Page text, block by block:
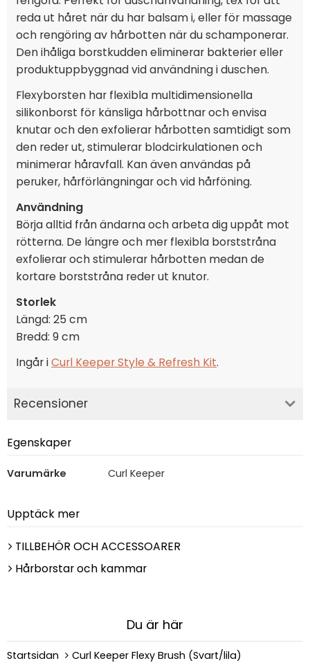
reda ut håret när du har balsam i, eller för massage
och rengöring av hårbotten när du schamponerar.
Den ihåliga borstkudden eliminerar bakterier eller
produktuppbyggnad vid användning i duschen.
Flexyborsten har flexibla multidimensionella
silikonborst för känsliga hårbottnar och envisa
knutar och den exfolierar hårbotten samtidigt som
den reder ut, stimulerar blodcirkulationen och
minimerar håravfall. Kan även användas på
peruker, hårförlängningar och vid hårföning.
Användning
Börja alltid från ändarna och arbeta dig uppåt mot
rötterna. De längre och mer flexibla borststråna
exfolierar och stimulerar hårbotten medan de
kortare borststråna reder ut knutor.
Storlek
Längd: 25 cm
Bredd: 9 cm
Ingår iCurl Keeper Style & Refresh Kit.
Recensioner
Egenskaper
Varumärke Curl Keeper
Upptäck mer
TILLBEHÖR OCH ACCESSOARER
Hårborstar och kammar
Du är här
Startsidan Curl Keeper Flexy Brush (Svart/lila)